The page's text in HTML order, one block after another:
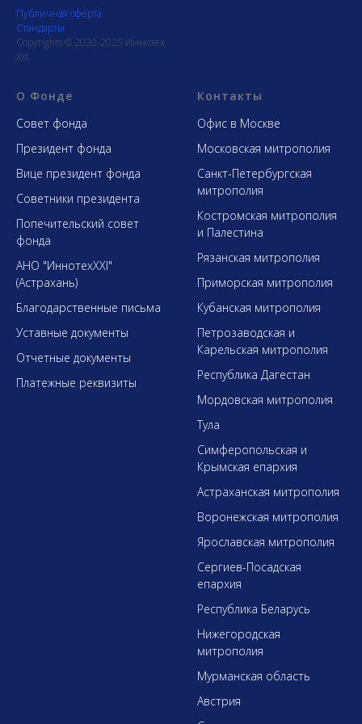
Публичная оферта
Стандарты
Copyrights © 2020-2025 Иннотех
XXI
О Фонде
Совет фонда
Президент фонда
Вице президент фонда
Советники президента
Попечительский совет
фонда
АНО "ИннотехXXI"
(Астрахань)
Благодарственные письма
Уставные документы
Отчетные документы
Платежные реквизиты
Контакты
Офис в Москве
Московская митрополия
Санкт-Петербургская
митрополия
Костромская митрополия
и Палестина
Рязанская митрополия
Приморская митрополия
Кубанская митрополия
Петрозаводская и
Карельская митрополия
Республика Дагестан
Мордовская митрополия
Тула
Симферопольская и
Крымская епархия
Астраханская митрополия
Воронежская митрополия
Ярославская митрополия
Сергиев-Посадская
епархия
Республика Беларусь
Нижегородская
митрополия
Мурманская область
Австрия